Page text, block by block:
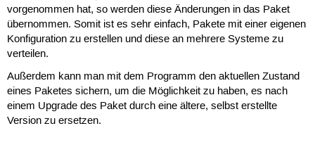
vorgenommen hat, so werden diese Änderungen in das Paket
übernommen. Somit ist es sehr einfach, Pakete mit einer eigenen
Konfiguration zu erstellen und diese an mehrere Systeme zu
verteilen.
Außerdem kann man mit dem Programm den aktuellen Zustand
eines Paketes sichern, um die Möglichkeit zu haben, es nach
einem Upgrade des Paket durch eine ältere, selbst erstellte
Version zu ersetzen.